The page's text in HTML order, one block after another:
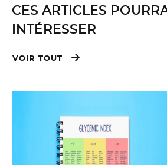
CES ARTICLES
INTÉRESSER
VOIR TOUT